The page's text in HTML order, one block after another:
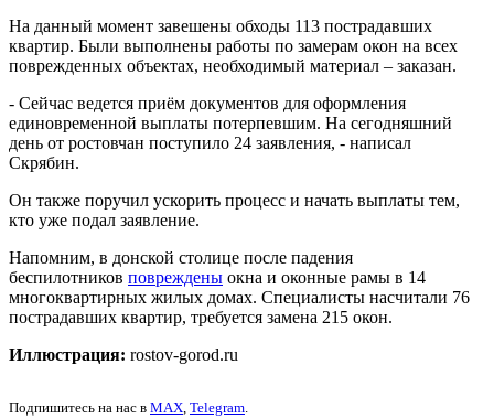
На данный момент завешены обходы 113 пострадавших
квартир. Были выполнены работы по замерам окон на всех
поврежденных объектах, необходимый материал – заказан.
- Сейчас ведется приём документов для оформления
единовременной выплаты потерпевшим. На сегодняшний
день от ростовчан поступило 24 заявления, - написал
Скрябин.
Он также поручил ускорить процесс и начать выплаты тем,
кто уже подал заявление.
Напомним, в донской столице после падения
беспилотников повреждены окна и оконные рамы в 14
многоквартирных жилых домах. Специалисты насчитали 76
пострадавших квартир, требуется замена 215 окон.
Иллюстрация: rostov-gorod.ru
Подпишитесь на нас в MAX, Telegram.